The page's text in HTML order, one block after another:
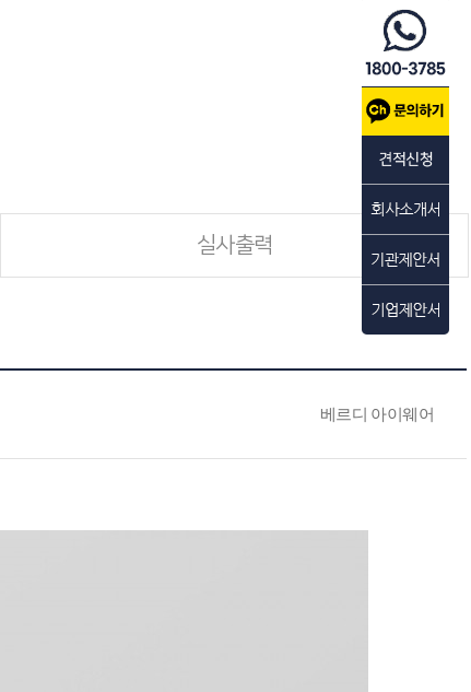
실사출력
베르디 아이웨어